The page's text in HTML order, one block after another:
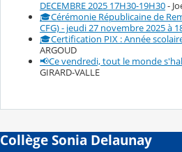
DECEMBRE 2025 17H30-19H30-
🎓Cérémonie Républicaine de
CFG) - jeudi 27 novembre 2025 à
🎓Certification PIX : Année
ARGOUD
📢Ce vendredi, tout le monde
GIRARD-VALLE
Collège Sonia Delaunay